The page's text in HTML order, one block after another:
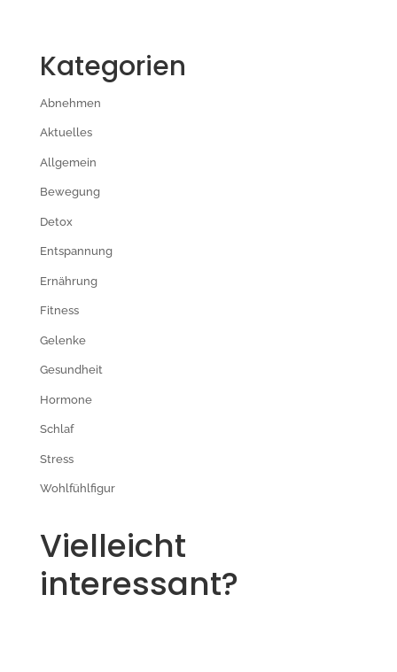
Kategorien
Abnehmen
Aktuelles
Allgemein
Bewegung
Detox
Entspannung
Ernährung
Fitness
Gelenke
Gesundheit
Hormone
Schlaf
Stress
Wohlfühlfigur
Vielleicht
interessant?